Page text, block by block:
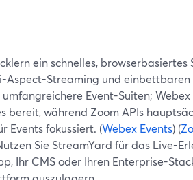
ein schnelles,
Aspect-Streaming und einbettbaren
Event-Suiten;
bereit, während Zoom APIs
Events fokussiert. (Webex Events) (
Sie StreamYard für das Live-
Ihr CMS oder Ihren Enterprise-